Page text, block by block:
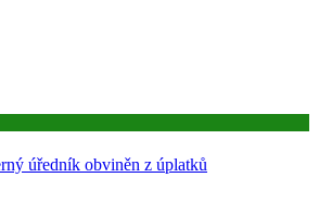
úředník obviněn z úplatků